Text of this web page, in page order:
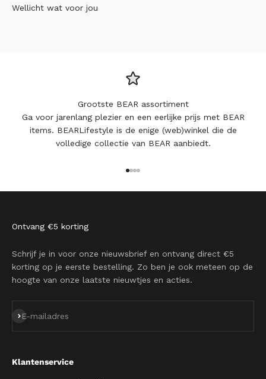
Wellicht wat voor jou
Grootste BEAR assortiment
Ga voor jarenlang plezier en een eerlijke prijs met BEAR
items. BEARLifestyle is de enige (web)winkel die de
volledige collectie van BEAR aanbiedt.
Ontvang €5 korting
Schrijf je in voor onze nieuwsbrief en ontvang direct €5
korting op je eerste bestelling. Zo ben je ook meteen op de
hoogte van onze laatste nieuwtjes en acties.
E-mailadres
Abonneren
Klantenservice